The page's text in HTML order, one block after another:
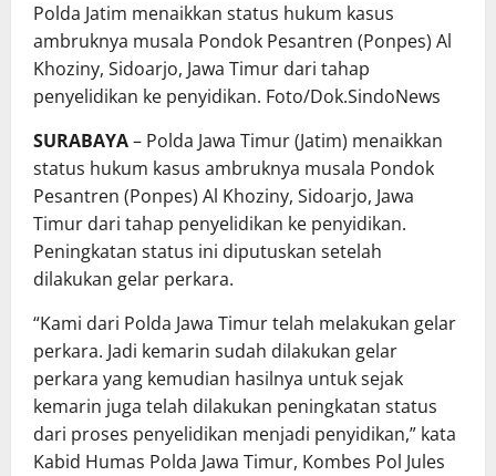
Polda Jatim menaikkan status hukum kasus
ambruknya musala Pondok Pesantren (Ponpes) Al
Khoziny, Sidoarjo, Jawa Timur dari tahap
penyelidikan ke penyidikan. Foto/Dok.SindoNews
SURABAYA– Polda Jawa Timur (Jatim) menaikkan
status hukum kasus ambruknya musala Pondok
Pesantren (Ponpes) Al Khoziny, Sidoarjo, Jawa
Timur dari tahap penyelidikan ke penyidikan.
Peningkatan status ini diputuskan setelah
dilakukan gelar perkara.
“Kami dari Polda Jawa Timur telah melakukan gelar
perkara. Jadi kemarin sudah dilakukan gelar
perkara yang kemudian hasilnya untuk sejak
kemarin juga telah dilakukan peningkatan status
dari proses penyelidikan menjadi penyidikan,” kata
Kabid Humas Polda Jawa Timur, Kombes Pol Jules